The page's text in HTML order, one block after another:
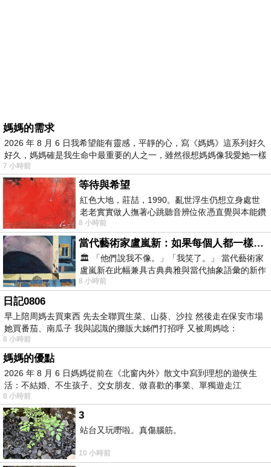
媽媽的需求
2026 年 8 月 6 日我希望能有靈感，平靜的心，寫《媽媽》這系列好久
好久，媽媽確是我生命中最重要的人之一，雖然很想媽媽像我愛她一樣
7 小時前
等待與希望
紅色大地，莊喆，1990。亂世浮生仍想立身處世
老老實實做人撫著心跳聽音辨位依憑直覺與本能鑽
向裂隙的亮處探索另一個心聲另一個共鳴的
8 小時前
當代藝術家盧嵐新：如果每個人都一樣，這世界該有多無聊？
🏛️ 「他們說我不像。」「我笑了。」 當代藝術家
盧嵐新在此幅兼具古典典雅與當代抽象語彙的新作
中，以沈靜的藍色空間為背景，描繪了
8 小時前
日記0806
早上陪周媽去買東西 先去全聯買生菜、山葵、沙拉 然後走在保安市場
她買番茄、南瓜子 我與認識的攤販大姊們打招呼 又被周媽唸：
8 小時前
媽媽的優點
2026 年 8 月 6 日媽媽從前在《北窗內外》散文中寫到理想的遊俠生
活：不結婚、不生孩子、交女朋友、做喜歡的事業、單獨遊走江
湖⋯⋯，
8 小時前
3
站台又玩嘢啦。真傷腦筋。
10 小時前